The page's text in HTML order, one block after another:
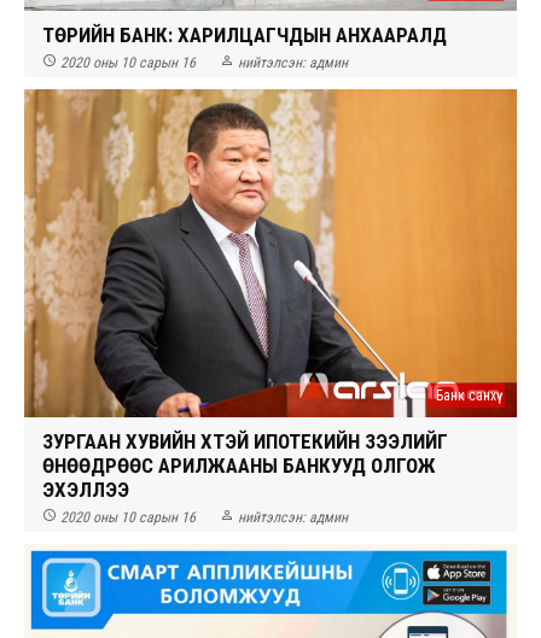
ТӨРИЙН БАНК: ХАРИЛЦАГЧДЫН АНХААРАЛД
 2020 оны 10 сарын 16  нийтэлсэн: админ
Банк санхүү
ЗУРГААН ХУВИЙН ХҮҮТЭЙ ИПОТЕКИЙН ЗЭЭЛИЙГ
ӨНӨӨДРӨӨС АРИЛЖААНЫ БАНКУУД ОЛГОЖ
ЭХЭЛЛЭЭ
 2020 оны 10 сарын 16  нийтэлсэн: админ